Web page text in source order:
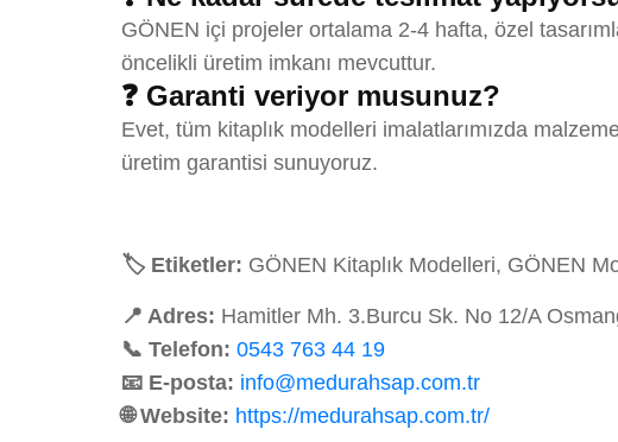
GÖNEN içi projeler ortalama 2-4 hafta, özel
öncelikli üretim imkanı mevcuttur.
❓ Garanti veriyor musunuz?
Evet, tüm kitaplık modelleri imalatlarımızda
üretim garantisi sunuyoruz.
🏷️ Etiketler: GÖNEN Kitaplık Modelleri, GÖNEN
📍 Adres: Hamitler Mh. 3.Burcu Sk. No 12/A
📞 Telefon: 0543 763 44 19
📧 E-posta: info@medurahsap.com.tr
🌐 Website: https://medurahsap.com.tr/